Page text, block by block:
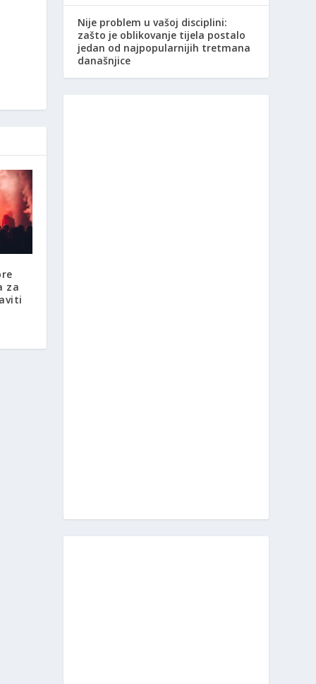
za
Nije problem u vašoj disciplini:
zašto je oblikovanje tijela postalo
jedan od najpopularnijih tretmana
današnjice